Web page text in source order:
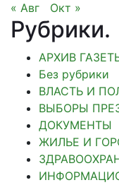
« Авг Окт »
Рубрики.
АРХИВ
Без рубрики
ВЛАСТЬ И
ВЫБОРЫ
ДОКУМЕНТЫ
ЖИЛЬЕ И